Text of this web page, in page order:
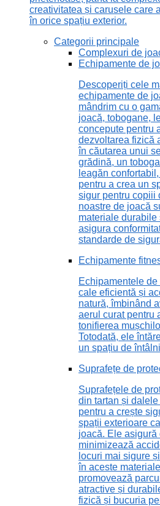
creativitatea și carusele care
în orice spațiu exterior.
Categorii principale
Complexuri de
Echipamente de
Descoperiți cele
echipamente de
mândrim cu o
joacă, tobogane,
concepute pentru
dezvoltarea fizică
în căutarea unui
grădină, un
leagăn
pentru a crea un
sigur pentru copiii
noastre de joacă
materiale durabile
asigura
standarde de
Echipamente
Echipamentele
cale eficientă și
natură, îmbinând
aerul curat pentru
tonifierea
Totodată, ele
un spațiu de
Suprafețe de
Suprafețele de
din tartan și
pentru a crește
spații exterioare
joacă. Ele asigură
minimizează
locuri mai sigure
în aceste
promovează
atractive și
fizică și bucuria